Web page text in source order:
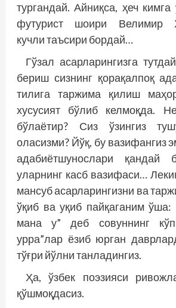
тургандай. Айниқса, ҳеч
футурист шоири Велимир
кучли таъсири бордай…
Гўзал асарларингизга
бериш сизнинг қорақалпоқ
тилига таржима қилиш
хусусият бўлиб келмоқда.
бўлаётир? Сиз ўзингиз
оласизми? Йўқ, бу вазифангиз
адабиётшунослари қандай
уларнинг касб вазифаси…
мансуб асарларингизни ва
ўқиб ва уқиб пайқаганим ўша:
мана у” деб совуннинг
урра”лар ёзиб юрган
тўғри йўлни танладингиз.
Ҳа, ўзбек поэзияси
қўшмоқдасиз.